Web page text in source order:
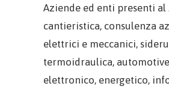
Aziende ed enti presenti
cantieristica, consulenza
elettrici e meccanici,
termoidraulica,
elettronico, energetico,